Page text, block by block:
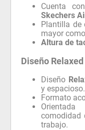
Cuenta
Skechers
Plantilla de
mayor
Altura de
Diseño
Diseño
y espacioso.
Formato
comodidad
trabajo.